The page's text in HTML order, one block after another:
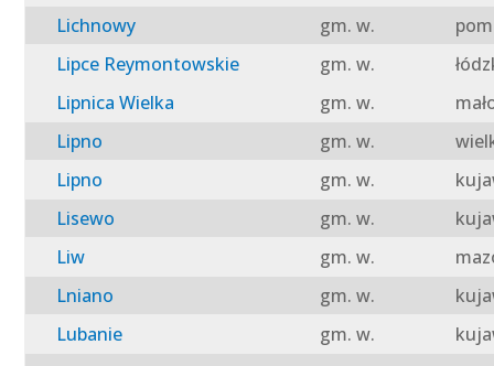
Lichnowy
gm. w.
Lipce Reymontowskie
gm. w.
Lipnica Wielka
gm. w.
Lipno
gm. w.
Lipno
gm. w.
Lisewo
gm. w.
Liw
gm. w.
Lniano
gm. w.
Lubanie
gm. w.